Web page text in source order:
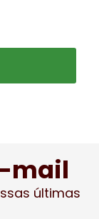
mail
últimas